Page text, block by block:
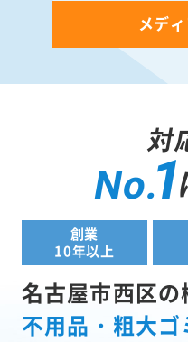
メデ
対
No.1
創業
10年以上
名古屋市西区の
不用品・粗大ゴ